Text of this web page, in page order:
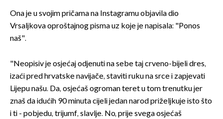
Ona je u svojim pričama na Instagramu objavila dio
Vrsaljkova oproštajnog pisma uz koje je napisala: "Ponos
naš".
"Neopisiv je osjećaj odjenuti na sebe taj crveno-bijeli dres,
izaći pred hrvatske navijače, staviti ruku na srce i zapjevati
Lijepu našu. Da, osjećaš ogroman teret u tom trenutku jer
znaš da idućih 90 minuta cijeli jedan narod priželjkuje isto što
i ti - pobjedu, trijumf, slavlje. No, prije svega osjećaš